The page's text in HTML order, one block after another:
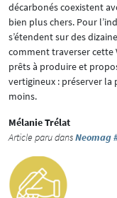
décarbonés coexistent
bien plus chers. Pour
s’étendent sur des
comment traverser cette
prêts à produire et
vertigineux : préserver
moins.
Mélanie Trélat
Article paru dansNeomag